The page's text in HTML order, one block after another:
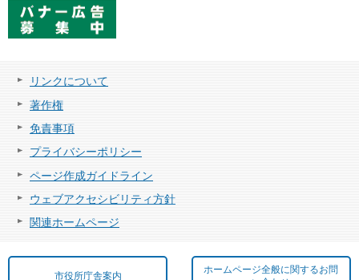
リンクについて
著作権
免責事項
プライバシーポリシー
ページ作成ガイドライン
ウェブアクセシビリティ方針
関連ホームページ
市役所庁舎案内
ホームページ全般に関するお問